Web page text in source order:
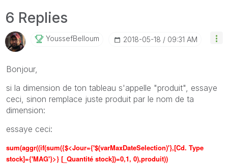
6 Replies
YoussefBelloum ‎2018-05-18 09:31 AM
Bonjour,
si la dimension de ton tableau s'appelle "produit", essaye
ceci, sinon remplace juste produit par le nom de ta
dimension:
essaye ceci:
sum(aggr((if(sum({$<Jour={'$(varMaxDateSelection)'},[Cd. Type
stock]={'MAG'}>} [_Quantité stock])=0,1, 0),produit))